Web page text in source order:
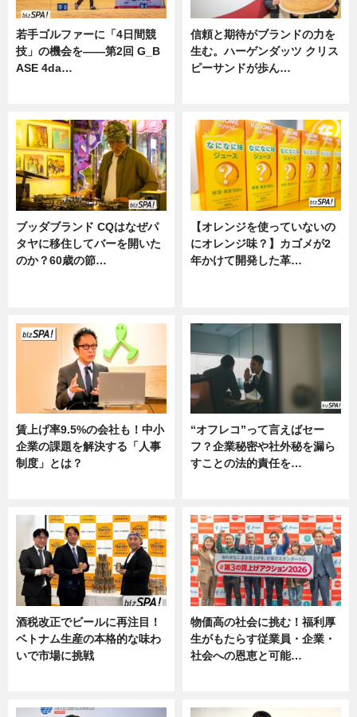
若手ゴルファーに「4日間競
技」の機会を——第2回 G_B
ASE 4da…
信頼と期待がブランドの力を
生む。ハーゲンダッツ クリス
ピーサンドが歩ん…
ブッダブランド CQはなぜパ
タヤに移住してバーを開いた
のか？60歳の節…
【オレンジを使っていないの
にオレンジ味？】カゴメが2
年かけて開発した革…
賃上げ率9.5%の会社も！中小
企業の課題を解決する「人事
制度」とは？
“オフレコ”って言えばセー
フ？企業秘密や社外秘を漏ら
すことの法的責任を…
酒税改正でビールに再注目！
ベトナム生産の本格的な味わ
いで市場に挑戦
物価高の社会に挑む！福利厚
生がもたらす従業員・企業・
社会への恩恵と可能…